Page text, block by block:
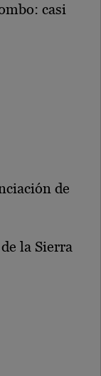
casi
de
la Sierra